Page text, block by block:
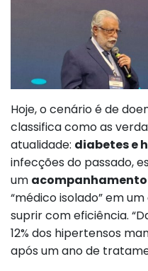
Hoje, o cenário é de
classifica como as
atualidade: diabetes e
infecções do passado,
um
“médico isolado” em
suprir com eficiência.
12% dos hipertensos
após um ano de